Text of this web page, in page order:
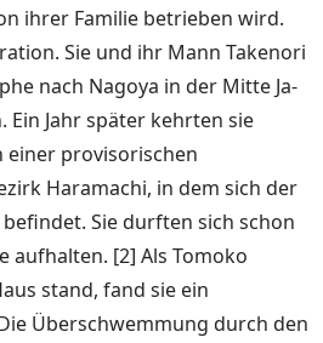
ihrer Familie betrieben wird.
Sie und ihr Mann Takenori
nach Nagoya in der Mitte Ja­
Jahr später kehrten sie
proviso­rischen
Haramachi, in dem sich der
Sie durften sich schon
aufhalten. [2] Als Tomoko
stand, fand sie ein
Überschwemmung durch den